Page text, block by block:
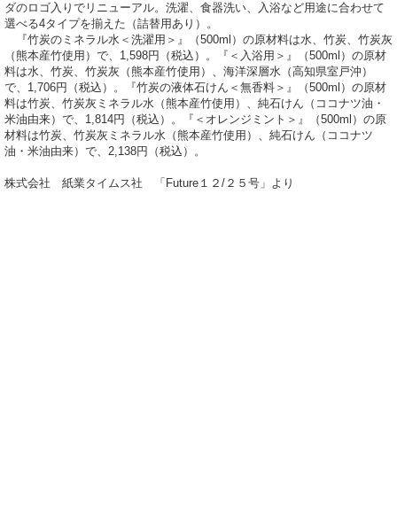
ダのロゴ入りでリニューアル。洗濯、食器洗い、入浴など用途に合わせて
選べる4タイプを揃えた（詰替用あり）。
『竹炭のミネラル水＜洗濯用＞』（500ml）の原材料は水、竹炭、竹炭灰
（熊本産竹使用）で、1,598円（税込）。『＜入浴用＞』（500ml）の原材
料は水、竹炭、竹炭灰（熊本産竹使用）、海洋深層水（高知県室戸沖）
で、1,706円（税込）。『竹炭の液体石けん＜無香料＞』（500ml）の原材
料は竹炭、竹炭灰ミネラル水（熊本産竹使用）、純石けん（ココナツ油・
米油由来）で、1,814円（税込）。『＜オレンジミント＞』（500ml）の原
材料は竹炭、竹炭灰ミネラル水（熊本産竹使用）、純石けん（ココナツ
油・米油由来）で、2,138円（税込）。
株式会社 紙業タイムス社 「Future１２/２５号」より